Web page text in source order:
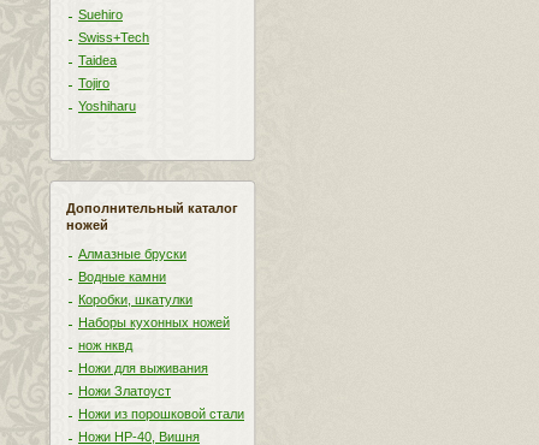
Suehiro
Swiss+Tech
Taidea
Tojiro
Yoshiharu
Дополнительный каталог
ножей
Алмазные бруски
Водные камни
Коробки, шкатулки
Наборы кухонных ножей
нож нквд
Ножи для выживания
Ножи Златоуст
Ножи из порошковой стали
Ножи НР-40, Вишня